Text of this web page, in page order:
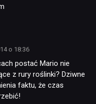
o 18:36
postać Mario nie
z rury roślinki? Dziwne
faktu, że czas